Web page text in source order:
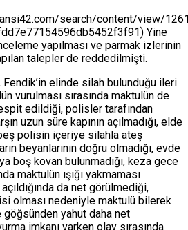
search/content/view/
Yine
yapılması ve parmak izlerinin
talepler de reddedilmişti.
elinde silah bulunduğu ileri
vurulması sırasında maktulün de
edildiği, polisler tarafından
uzun süre kapının açılmadığı, elde
polisin içeriye silahla ateş
beyanlarının doğru olmadığı, evde
boş kovan bulunmadığı, keza gece
maktulün ışığı yakmaması
da net görülmediği,
olması nedeniyle maktulü bilerek
yahut daha net
imkanı varken olay sırasında